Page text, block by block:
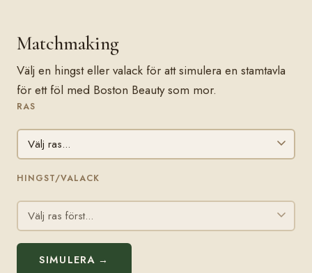
Matchmaking
Välj en hingst eller valack för att simulera en stamtavla
för ett föl med Boston Beauty som mor.
RAS
HINGST/VALACK
SIMULERA →